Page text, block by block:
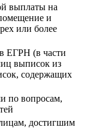
выплаты на
и
или более
ЕГРН (в части
выписок из
содержащих
по вопросам,
достигшим